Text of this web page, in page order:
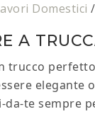
Domestici /
A
trucco
elegante
da-te sempre